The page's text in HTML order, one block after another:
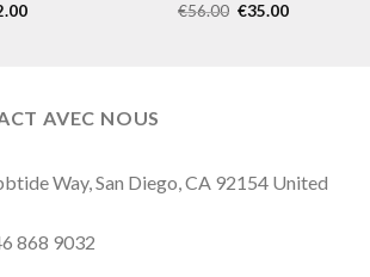
€56.00 €35.00
AVEC NOUS
Way, San Diego, CA 92154 United
868 9032